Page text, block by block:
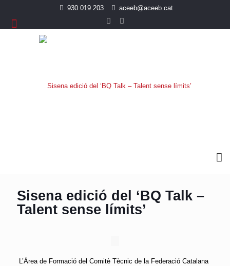
930 019 203 aceeb@aceeb.cat
Sisena edició del ‘BQ Talk –
Talent sense límits’
L’Àrea de Formació del Comitè Tècnic de la Federació Catalana